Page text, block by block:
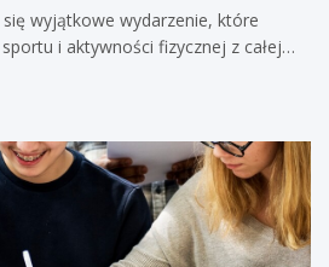
wyjątkowe wydarzenie, które
i aktywności fizycznej z całej…